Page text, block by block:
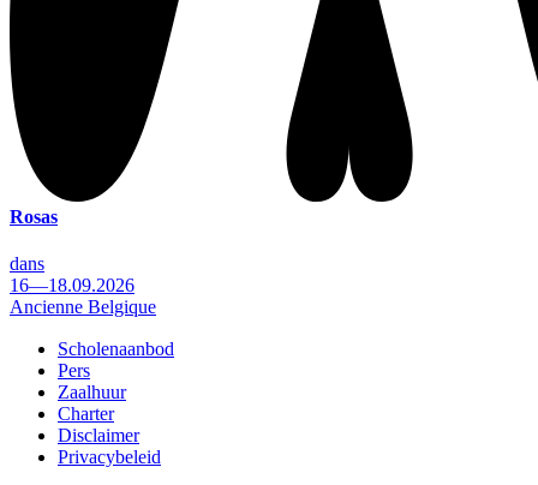
Rosas
dans
16—18.09.2026
Ancienne Belgique
Footer
Scholenaanbod
Pers
Zaalhuur
Charter
Disclaimer
Privacybeleid